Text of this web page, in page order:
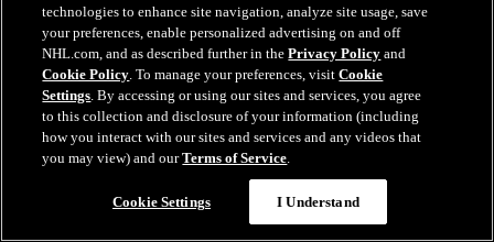
technologies to enhance site navigation, analyze site usage, save
your preferences, enable personalized advertising on and off
NHL.com, and as described further in thePrivacy Policy and
Cookie Policy. To manage your preferences, visitCookie
Settings. By accessing or using our sites and services, you agree
to this collection and disclosure of your information (including
how you interact with our sites and services and any videos that
you may view) and ourTerms of Service.
Cookie Settings I Understand